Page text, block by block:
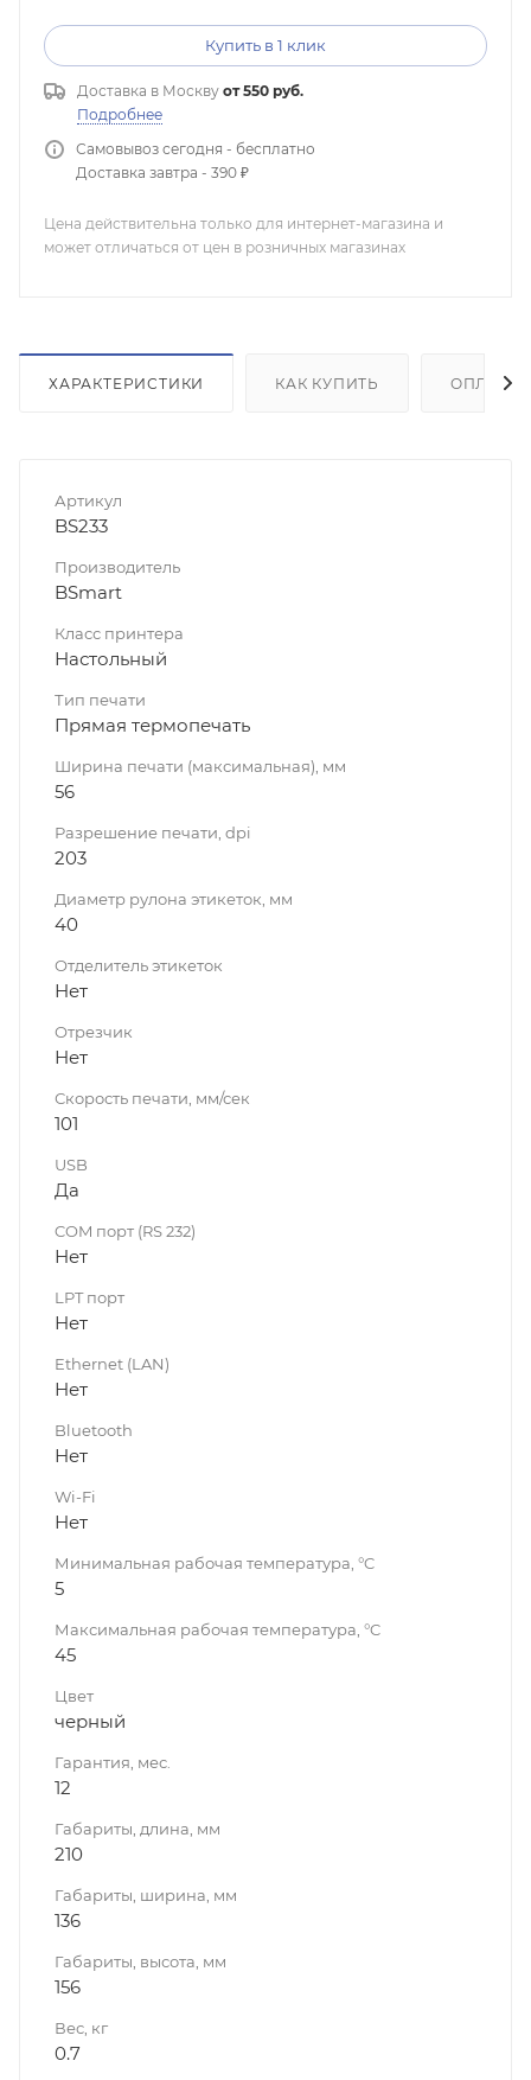
Купить в 1 клик
Доставка в Москву от 550 руб.
Подробнее
Самовывоз сегодня - бесплатно
Доставка завтра - 390 ₽
Цена действительна только для интернет-магазина и
может отличаться от цен в розничных магазинах
ХАРАКТЕРИСТИКИ КАК КУПИТЬ ОПЛАТА
Артикул
BS233
Производитель
BSmart
Класс принтера
Настольный
Тип печати
Прямая термопечать
Ширина печати (максимальная), мм
56
Разрешение печати, dpi
203
Диаметр рулона этикеток, мм
40
Отделитель этикеток
Нет
Отрезчик
Нет
Скорость печати, мм/сек
101
USB
Да
COM порт (RS 232)
Нет
LPT порт
Нет
Ethernet (LAN)
Нет
Bluetooth
Нет
Wi-Fi
Нет
Минимальная рабочая температура, °C
5
Максимальная рабочая температура, °C
45
Цвет
черный
Гарантия, мес.
12
Габариты, длина, мм
210
Габариты, ширина, мм
136
Габариты, высота, мм
156
Вес, кг
0.7